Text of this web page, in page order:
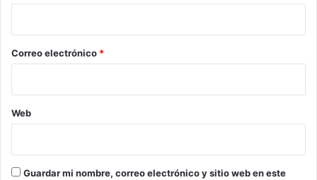
*
Correo electrónico *
Web
Guardar mi nombre, correo electrónico y sitio web en este